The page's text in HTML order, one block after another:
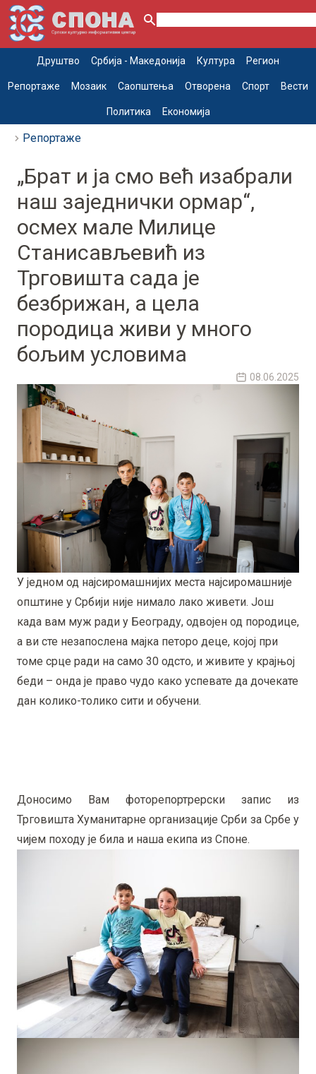
Друштво Србија - Македонија Култура Регион
Репортаже Мозаик Саопштења Отворена Спорт Вести
Политика Економија
Репортаже
„Брат и ја смо већ изабрали
наш заједнички ормар“,
осмех мале Милице
Станисављевић из
Трговишта сада је
безбрижан, а цела
породица живи у много
бољим условима
08.06.2025
У једном од најсиромашнијих места најсиромашније
општине у Србији није нимало лако живети. Још
када вам муж ради у Београду, одвојен од породице,
а ви сте незапослена мајка петоро деце, којој при
томе срце ради на само 30 одсто, и живите у крајњој
беди – онда је право чудо како успевате да дочекате
дан колико-толико сити и обучени.
Доносимо Вам фоторепортрерски запис из
Трговишта Хуманитарне организације Срби за Србе у
чијем походу је била и наша екипа из Споне.